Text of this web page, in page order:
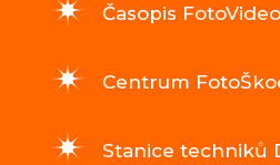
Časopis FotoVideo
Centrum
Stanice techniků